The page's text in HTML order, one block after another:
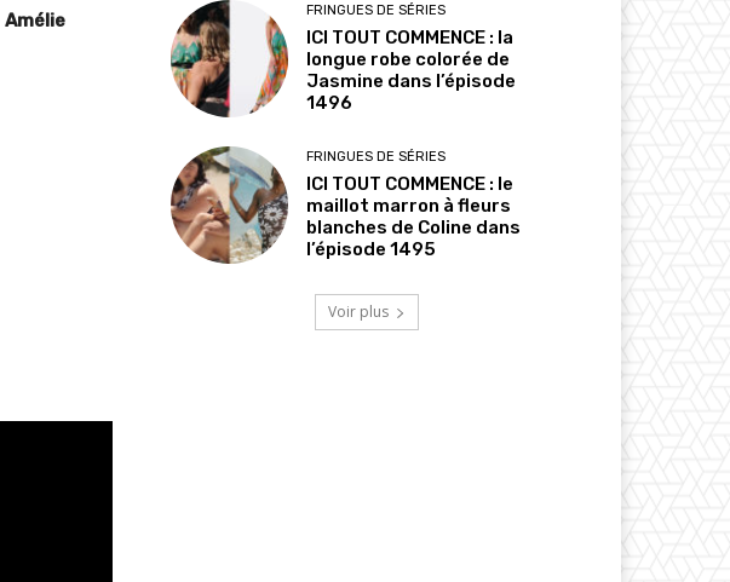
Amélie
FRINGUES DE SÉRIES
ICI TOUT COMMENCE : la
longue robe colorée de
Jasmine dans l’épisode
1496
FRINGUES DE SÉRIES
ICI TOUT COMMENCE : le
maillot marron à fleurs
blanches de Coline dans
l’épisode 1495
Voir plus